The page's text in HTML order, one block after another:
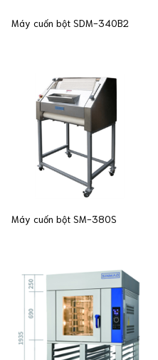
Máy cuốn bột SDM-340B2
Máy cuốn bột SM-380S